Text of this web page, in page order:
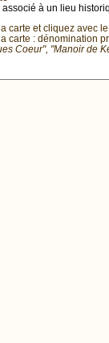
associé à un lieu
carte et cliquez avec
carte : dénomination
Coeur", "Manoir de